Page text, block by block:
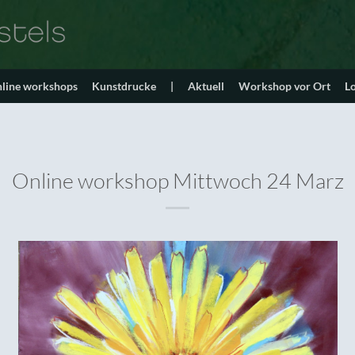
workshops Kunstdrucke | Aktuell Workshop vor Ort
Online workshop Mittwoch 24 Marz